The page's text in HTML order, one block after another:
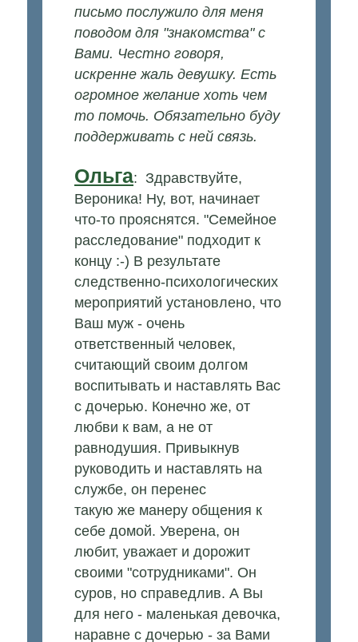
письмо послужило для меня
поводом для "знакомства" с
Вами. Честно говоря,
искренне жаль девушку. Есть
огромное желание хоть чем
то помочь. Обязательно буду
поддерживать с ней связь.
Ольга: Здравствуйте,
Вероника! Ну, вот, начинает
что-то прояснятся. "Семейное
расследование" подходит к
концу :-) В результате
следственно-психологических
мероприятий установлено, что
Ваш муж - очень
ответственный человек,
считающий своим долгом
воспитывать и наставлять Вас
с дочерью. Конечно же, от
любви к вам, а не от
равнодушия. Привыкнув
руководить и наставлять на
службе, он перенес
такую же манеру общения к
себе домой. Уверена, он
любит, уважает и дорожит
своими "сотрудниками". Он
суров, но справедлив. А Вы
для него - маленькая девочка,
наравне с дочерью - за Вами